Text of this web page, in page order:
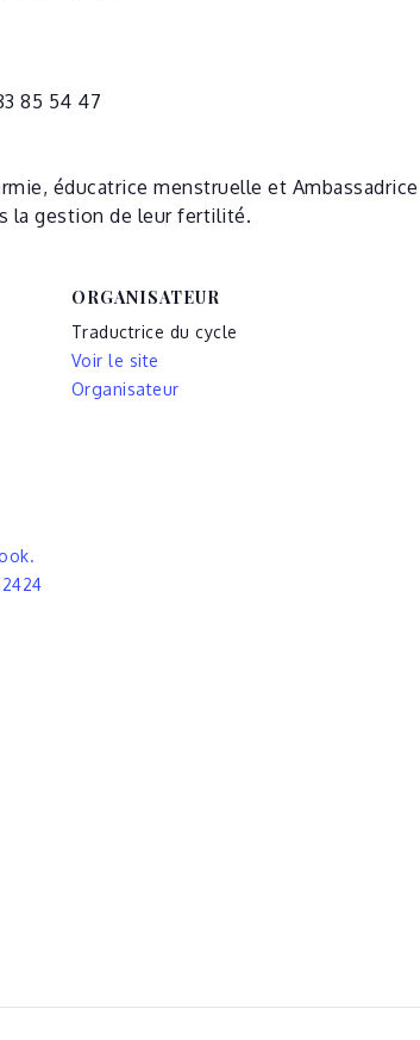
85 54 47
éducatrice menstruelle et
la gestion de leur fertilité.
ORGANISATEUR
Traductrice du cycle
Voir le site
Organisateur